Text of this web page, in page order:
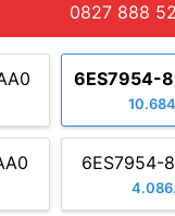
0827 888
6ES7954-
6ES7954-